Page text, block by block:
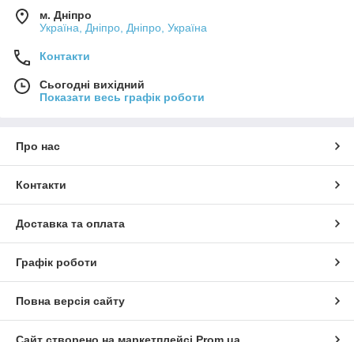
м. Дніпро
Україна, Дніпро, Дніпро, Україна
Контакти
Сьогодні вихідний
Показати весь графік роботи
Про нас
Контакти
Доставка та оплата
Графік роботи
Повна версія сайту